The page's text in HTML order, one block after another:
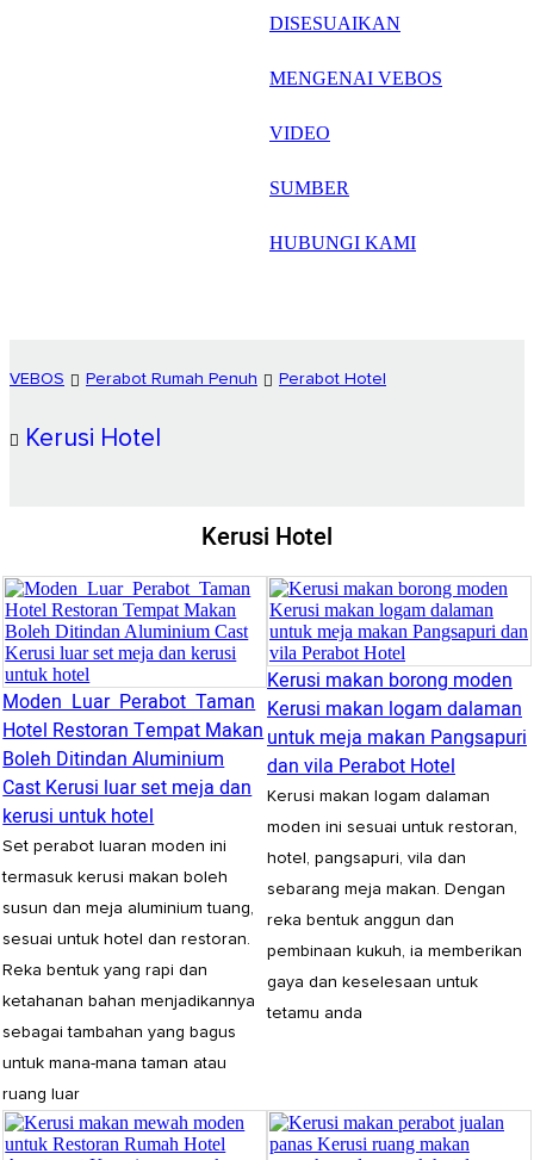
français
العربية
DISESUAIKAN
MENGENAI VEBOS
VIDEO
SUMBER
HUBUNGI KAMI
VEBOS Perabot Rumah Penuh Perabot Hotel
Kerusi Hotel
Kerusi Hotel
Moden Luar Perabot Taman
Hotel Restoran Tempat Makan
Boleh Ditindan Aluminium
Cast Kerusi luar set meja dan
kerusi untuk hotel
Set perabot luaran moden ini
termasuk kerusi makan boleh
susun dan meja aluminium tuang,
sesuai untuk hotel dan restoran.
Reka bentuk yang rapi dan
ketahanan bahan menjadikannya
sebagai tambahan yang bagus
untuk mana-mana taman atau
ruang luar
Kerusi makan borong moden
Kerusi makan logam dalaman
untuk meja makan Pangsapuri
dan vila Perabot Hotel
Kerusi makan logam dalaman
moden ini sesuai untuk restoran,
hotel, pangsapuri, vila dan
sebarang meja makan. Dengan
reka bentuk anggun dan
pembinaan kukuh, ia memberikan
gaya dan keselesaan untuk
tetamu anda